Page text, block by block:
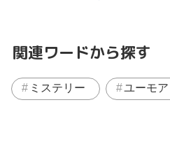
関連ワードから探す
ミステリー ユーモア